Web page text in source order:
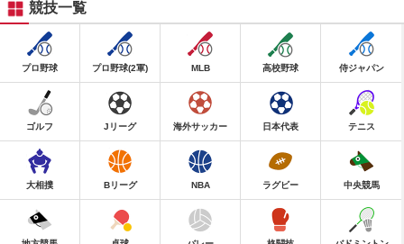
競技一覧
プロ野球 プロ野球(2軍) MLB 高校野球 侍ジャパン
ゴルフ Jリーグ 海外サッカー 日本代表 テニス
大相撲 Bリーグ NBA ラグビー 中央競馬